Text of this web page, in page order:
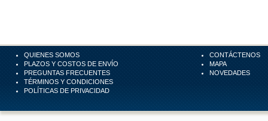
QUIENES SOMOS
PLAZOS Y COSTOS DE ENVÍO
PREGUNTAS FRECUENTES
TÉRMINOS Y CONDICIONES
POLÍTICAS DE PRIVACIDAD
CONTÁCTENOS
MAPA
NOVEDADES